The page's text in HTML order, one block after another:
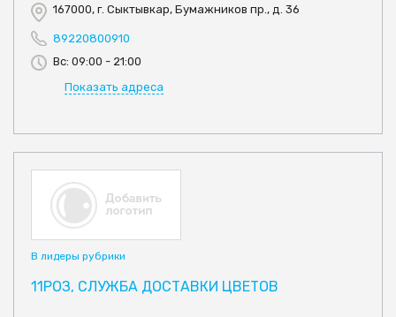
167000, г. Сыктывкар, Бумажников пр., д. 36
89220800910
Вс: 09:00 - 21:00
Показать адреса
В лидеры рубрики
11РОЗ, СЛУЖБА ДОСТАВКИ ЦВЕТОВ